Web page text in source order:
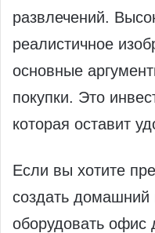
развлечений.
реалистичное
основные
покупки. Это
которая оставит
Если вы хотите
создать домашний
оборудовать офис